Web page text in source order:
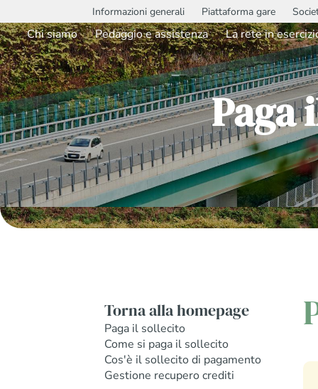
Informazioni generali Piattaforma gare
Chi siamo Pedaggio e assistenza La rete in
Paga
Torna alla homepage
Paga il sollecito
Come si paga il sollecito
Cos'è il sollecito di pagamento
Gestione recupero crediti